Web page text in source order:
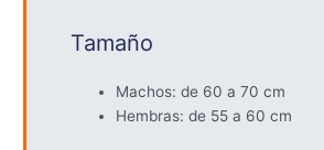
Tamaño
Machos: de 60 a 70 cm
Hembras: de 55 a 60 cm